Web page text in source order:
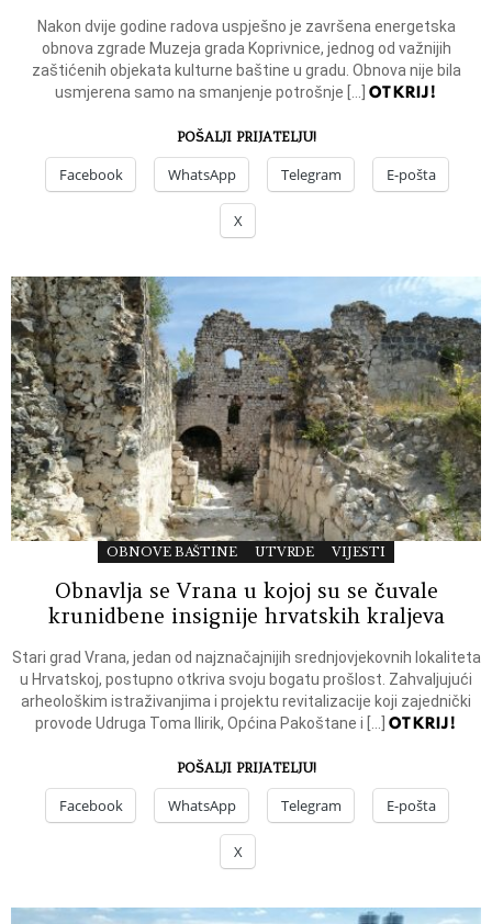
Nakon dvije godine radova uspješno je završena energetska
obnova zgrade Muzeja grada Koprivnice, jednog od važnijih
zaštićenih objekata kulturne baštine u gradu. Obnova nije bila
usmjerena samo na smanjenje potrošnje […] OTKRIJ!
POŠALJI PRIJATELJU!
Facebook WhatsApp Telegram E-pošta
X
OBNOVE BAŠTINE UTVRDE VIJESTI
Obnavlja se Vrana u kojoj su se čuvale
krunidbene insignije hrvatskih kraljeva
Stari grad Vrana, jedan od najznačajnijih srednjovjekovnih lokaliteta
u Hrvatskoj, postupno otkriva svoju bogatu prošlost. Zahvaljujući
arheološkim istraživanjima i projektu revitalizacije koji zajednički
provode Udruga Toma Ilirik, Općina Pakoštane i […] OTKRIJ!
POŠALJI PRIJATELJU!
Facebook WhatsApp Telegram E-pošta
X